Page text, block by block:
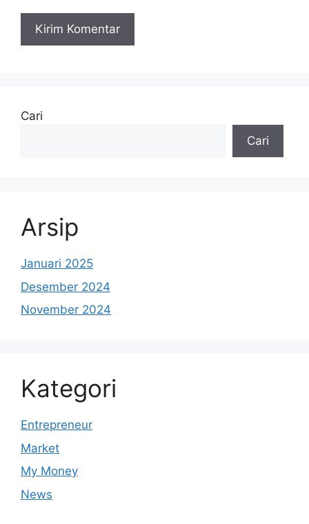
Cari
Cari
Arsip
Januari 2025
Desember 2024
November 2024
Kategori
Entrepreneur
Market
My Money
News